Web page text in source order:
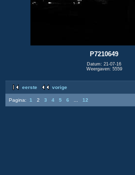
P7210649
Datum: 21-07-16
Weergaven: 5559
eerste vorige
Pagina: 1 2 3 4 5 6 12